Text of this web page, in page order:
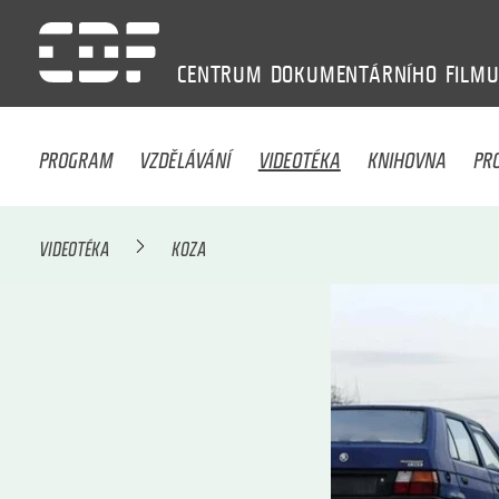
CENTRUM DOKUMENTÁRNÍHO FILMU
PROGRAM VZDĚLÁVÁNÍ VIDEOTÉKA KNIHOVNA
VIDEOTÉKA KOZA